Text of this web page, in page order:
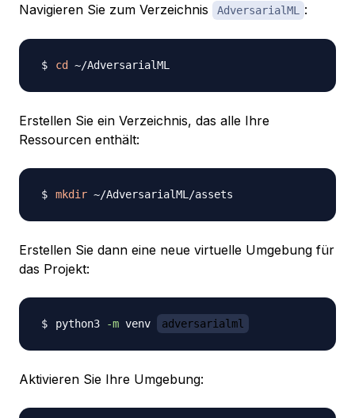
Navigieren Sie zum Verzeichnis AdversarialML :
cd
Erstellen Sie ein Verzeichnis, das alle Ihre
Ressourcen enthält:
mkdir
Erstellen Sie dann eine neue virtuelle Umgebung für
das Projekt:
python3 -m venv adversarialml
Aktivieren Sie Ihre Umgebung: